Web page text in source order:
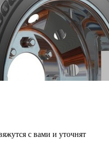
с вами и уточнят